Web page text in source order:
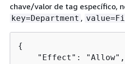
chave/valor de tag específico,
key=Department ,
{
    "Effect": "Allow",